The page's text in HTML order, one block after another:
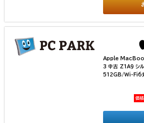
Apple
3 中古 Z1A9 シ
512GB/Wi-Fi6対
価